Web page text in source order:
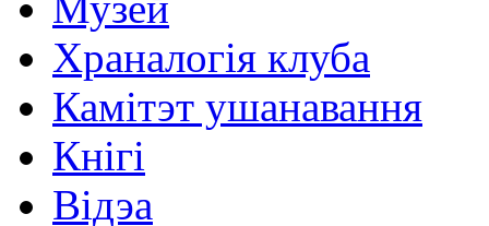
Храналогія клуба
Камітэт ушанавання
Кнігі
Відэа